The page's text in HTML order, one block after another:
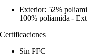
Exterior: 52%
100% poliamida -
Certificaciones
Sin PFC